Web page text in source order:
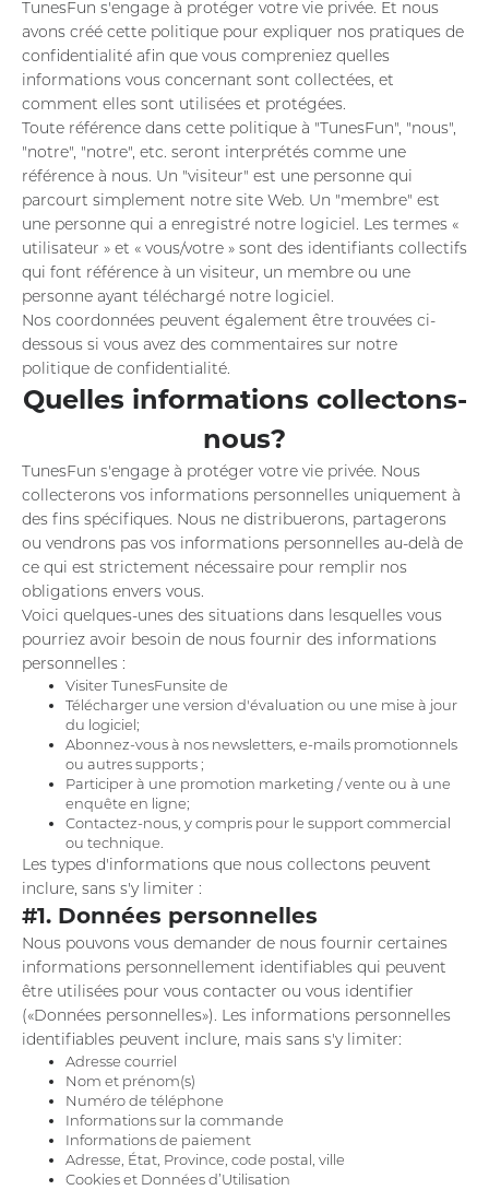
TunesFun s'engage à protéger votre vie privée. Et nous
avons créé cette politique pour expliquer nos pratiques de
confidentialité afin que vous compreniez quelles
informations vous concernant sont collectées, et
comment elles sont utilisées et protégées.
Toute référence dans cette politique à "TunesFun", "nous",
"notre", "notre", etc. seront interprétés comme une
référence à nous. Un "visiteur" est une personne qui
parcourt simplement notre site Web. Un "membre" est
une personne qui a enregistré notre logiciel. Les termes «
utilisateur » et « vous/votre » sont des identifiants collectifs
qui font référence à un visiteur, un membre ou une
personne ayant téléchargé notre logiciel.
Nos coordonnées peuvent également être trouvées ci-
dessous si vous avez des commentaires sur notre
politique de confidentialité.
Quelles informations collectons-
nous?
TunesFun s'engage à protéger votre vie privée. Nous
collecterons vos informations personnelles uniquement à
des fins spécifiques. Nous ne distribuerons, partagerons
ou vendrons pas vos informations personnelles au-delà de
ce qui est strictement nécessaire pour remplir nos
obligations envers vous.
Voici quelques-unes des situations dans lesquelles vous
pourriez avoir besoin de nous fournir des informations
personnelles :
Visiter TunesFunsite de
Télécharger une version d'évaluation ou une mise à jour
du logiciel;
Abonnez-vous à nos newsletters, e-mails promotionnels
ou autres supports ;
Participer à une promotion marketing / vente ou à une
enquête en ligne;
Contactez-nous, y compris pour le support commercial
ou technique.
Les types d'informations que nous collectons peuvent
inclure, sans s'y limiter :
#1. Données personnelles
Nous pouvons vous demander de nous fournir certaines
informations personnellement identifiables qui peuvent
être utilisées pour vous contacter ou vous identifier
(«Données personnelles»). Les informations personnelles
identifiables peuvent inclure, mais sans s'y limiter:
Adresse courriel
Nom et prénom(s)
Numéro de téléphone
Informations sur la commande
Informations de paiement
Adresse, État, Province, code postal, ville
Cookies et Données d’Utilisation